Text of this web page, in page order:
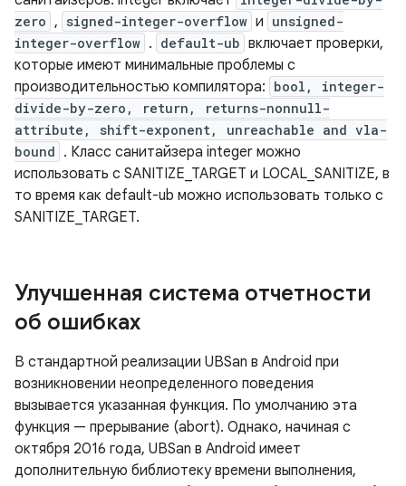
zero , signed-integer-overflow и unsigned-
integer-overflow . default-ub включает проверки,
которые имеют минимальные проблемы с
производительностью компилятора: bool, integer-
divide-by-zero, return, returns-nonnull-
attribute, shift-exponent, unreachable and vla-
bound . Класс санитайзера integer можно
использовать с SANITIZE_TARGET и LOCAL_SANITIZE, в
то время как default-ub можно использовать только с
SANITIZE_TARGET.
Улучшенная система отчетности
об ошибках
В стандартной реализации UBSan в Android при
возникновении неопределенного поведения
вызывается указанная функция. По умолчанию эта
функция — прерывание (abort). Однако, начиная с
октября 2016 года, UBSan в Android имеет
дополнительную библиотеку времени выполнения,